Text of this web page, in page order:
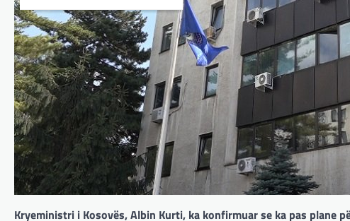
Kryeministri i Kosovës, Albin Kurti, ka konfirmuar se ka pas plane